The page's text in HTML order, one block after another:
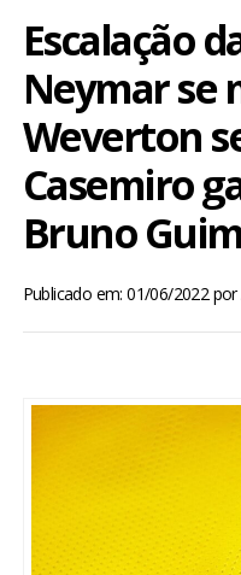
POMBAL E REGIÃO
BRASIL
MUNDO
Escalação
Neymar se
Weverton
Casemiro
Bruno
Publicado em: 01/06/2022por